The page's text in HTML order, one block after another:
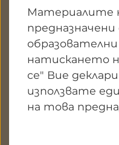
Материалите
предназначени
натискането
се" Вие
използвате
на това